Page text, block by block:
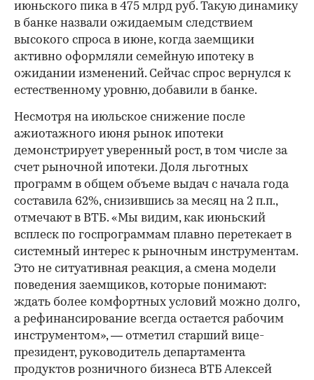
июньского пика в 475 млрд руб. Такую динамику
в банке назвали ожидаемым следствием
высокого спроса в июне, когда заемщики
активно оформляли семейную ипотеку в
ожидании изменений. Сейчас спрос вернулся к
естественному уровню, добавили в банке.
Несмотря на июльское снижение после
ажиотажного июня рынок ипотеки
демонстрирует уверенный рост, в том числе за
счет рыночной ипотеки. Доля льготных
программ в общем объеме выдач с начала года
составила 62%, снизившись за месяц на 2 п.п.,
отмечают в ВТБ. «Мы видим, как июньский
всплеск по госпрограммам плавно перетекает в
системный интерес к рыночным инструментам.
Это не ситуативная реакция, а смена модели
поведения заемщиков, которые понимают:
ждать более комфортных условий можно долго,
а рефинансирование всегда остается рабочим
инструментом», — отметил старший вице-
президент, руководитель департамента
продуктов розничного бизнеса ВТБ Алексей